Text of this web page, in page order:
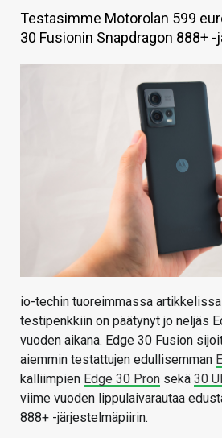
TIETOA
HINTA.FI
Testasimme Motorolan 599
30 Fusionin Snapdragon 888+
io-techin tuoreimmassa
testipenkkiin on päätynyt jo neljäs
vuoden aikana. Edge 30 Fusion
aiemmin testattujen edullisemman
kalliimpien Edge 30 Pron sekä 30
viime vuoden lippulaivarautaa
888+ -järjestelmäpiirin.